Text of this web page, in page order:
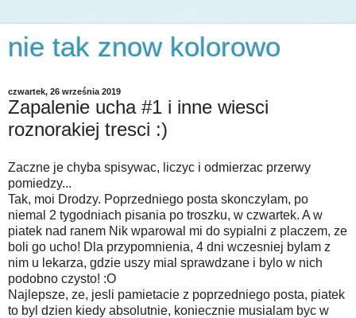
nie tak znow kolorowo
czwartek, 26 września 2019
Zapalenie ucha #1 i inne wiesci
roznorakiej tresci :)
Zaczne je chyba spisywac, liczyc i odmierzac przerwy
pomiedzy...
Tak, moi Drodzy. Poprzedniego posta skonczylam, po
niemal 2 tygodniach pisania po troszku, w czwartek. A w
piatek nad ranem Nik wparowal mi do sypialni z placzem, ze
boli go ucho! Dla przypomnienia, 4 dni wczesniej bylam z
nim u lekarza, gdzie uszy mial sprawdzane i bylo w nich
podobno czysto! :O
Najlepsze, ze, jesli pamietacie z poprzedniego posta, piatek
to byl dzien kiedy absolutnie, koniecznie musialam byc w